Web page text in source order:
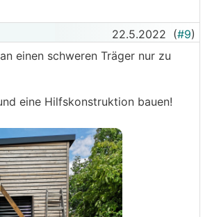
22.5.2022 (#9)
einen schweren Träger nur zu
eine Hilfskonstruktion bauen!